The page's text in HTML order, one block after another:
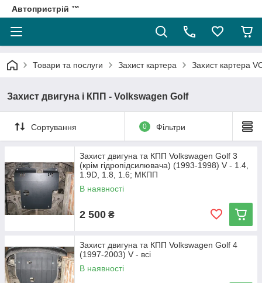
Автопристрій ™
Товари та послуги Захист картера Захист картера
Захист двигуна і КПП - Volkswagen Golf
Сортування 0 Фільтри
Захист двигуна та КПП Volkswagen Golf 3
(крім гідропідсилювача) (1993-1998) V - 1.4,
1.9D, 1.8, 1.6; МКПП
В наявності
2 500 ₴
Захист двигуна та КПП Volkswagen Golf 4
(1997-2003) V - всі
В наявності